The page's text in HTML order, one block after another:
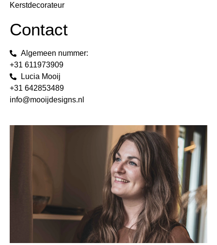
Kerstdecorateur
Contact
Algemeen nummer:
+31 611973909
Lucia Mooij
+31 642853489
info@mooijdesigns.nl